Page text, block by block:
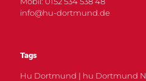
info@hu-dortmund.de
Tags
Hu Dortmund | hu Dortmund